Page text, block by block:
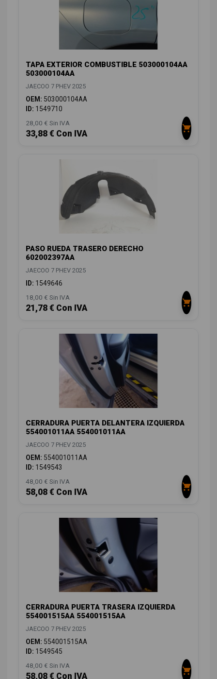
TAPA EXTERIOR COMBUSTIBLE 503000104AA
503000104AA
JAECOO 7 PHEV 2025
OEM: 503000104AA
ID: 1549710
28,00 € Sin IVA
33,88 € Con IVA
PASO RUEDA TRASERO DERECHO
602002397AA
JAECOO 7 PHEV 2025
ID: 1549646
18,00 € Sin IVA
21,78 € Con IVA
CERRADURA PUERTA DELANTERA IZQUIERDA
554001011AA 554001011AA
JAECOO 7 PHEV 2025
OEM: 554001011AA
ID: 1549543
48,00 € Sin IVA
58,08 € Con IVA
CERRADURA PUERTA TRASERA IZQUIERDA
554001515AA 554001515AA
JAECOO 7 PHEV 2025
OEM: 554001515AA
ID: 1549545
48,00 € Sin IVA
58,08 € Con IVA